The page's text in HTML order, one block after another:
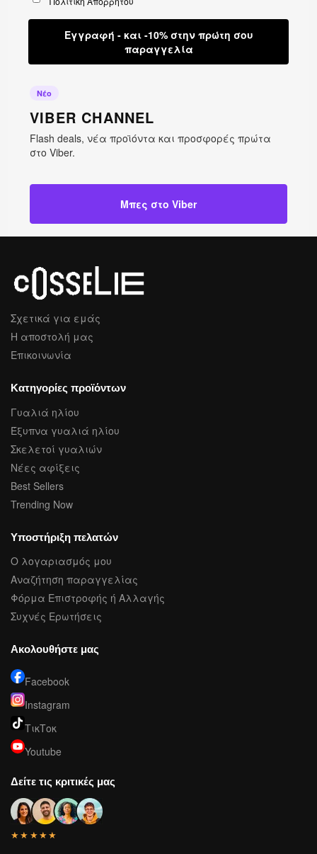
Εγγραφή - και -10% στην πρώτη σου
παραγγελία
Νέο
VIBER CHANNEL
Flash deals, νέα προϊόντα και προσφορές πρώτα
στο Viber.
Μπες στο Viber
Σχετικά για εμάς
Η αποστολή μας
Επικοινωνία
Κατηγορίες προϊόντων
Γυαλιά ηλίου
Έξυπνα γυαλιά ηλίου
Σκελετοί γυαλιών
Νέες αφίξεις
Best Sellers
Trending Now
Υποστήριξη πελατών
Ο λογαριασμός μου
Αναζήτηση παραγγελίας
Φόρμα Επιστροφής ή Αλλαγής
Συχνές Ερωτήσεις
Ακολουθήστε μας
Facebook
Instagram
ΤικΤοκ
Youtube
Δείτε τις κριτικές μας
★★★★★